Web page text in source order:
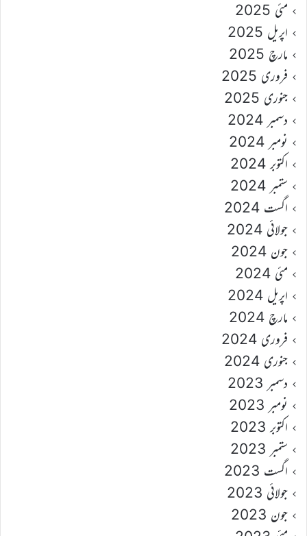
مئی 2025
اپریل 2025
مارچ 2025
فروری 2025
جنوری 2025
دسمبر 2024
نومبر 2024
اکتوبر 2024
ستمبر 2024
اگست 2024
جولائی 2024
جون 2024
مئی 2024
اپریل 2024
مارچ 2024
فروری 2024
جنوری 2024
دسمبر 2023
نومبر 2023
اکتوبر 2023
ستمبر 2023
اگست 2023
جولائی 2023
جون 2023